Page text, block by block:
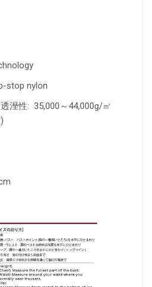
stop nylon
溼性: 35,000～44,000g/㎡